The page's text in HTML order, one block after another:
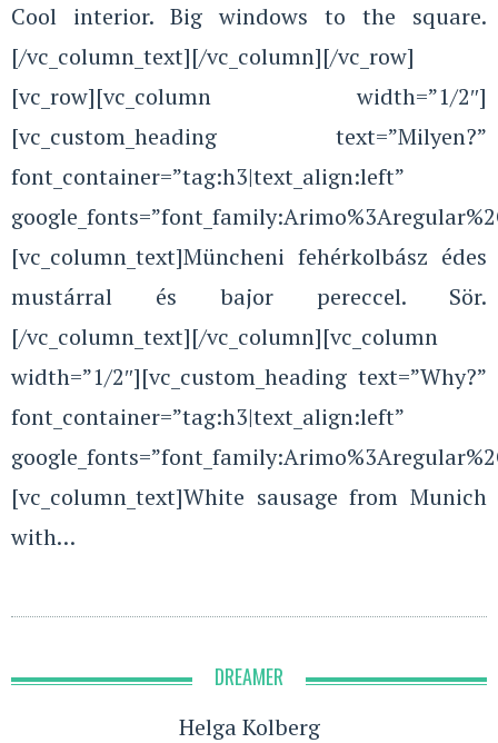
Cool interior. Big windows to the square.
[/vc_column_text][/vc_column][/vc_row]
[vc_row][vc_column width=”1/2″]
[vc_custom_heading text=”Milyen?”
font_container=”tag:h3|text_align:left”
[vc_column_text]Müncheni fehérkolbász édes
mustárral és bajor pereccel. Sör.
[/vc_column_text][/vc_column][vc_column
width=”1/2″][vc_custom_heading text=”Why?”
font_container=”tag:h3|text_align:left”
[vc_column_text]White sausage from Munich
with…
DREAMER
Helga Kolberg